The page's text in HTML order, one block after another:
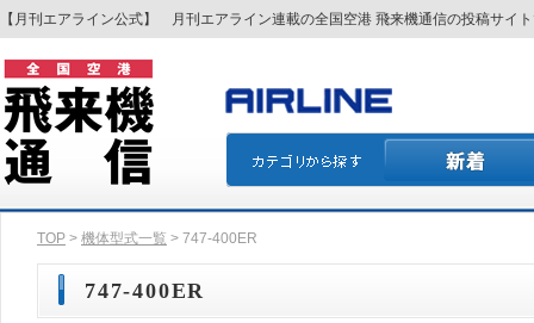
【月刊エアライン公式】 月刊エアライン連載の全国空港 飛来機通信の投稿サイ
TOP > 機体型式一覧 > 747-400ER
747-400ER